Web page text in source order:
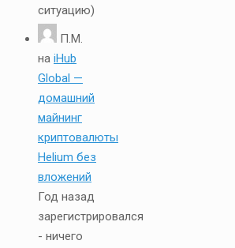
ситуацию)
П.М.
на iHub
Global —
домашний
майнинг
криптовалюты
Helium без
вложений
Год назад
зарегистрировался
- ничего